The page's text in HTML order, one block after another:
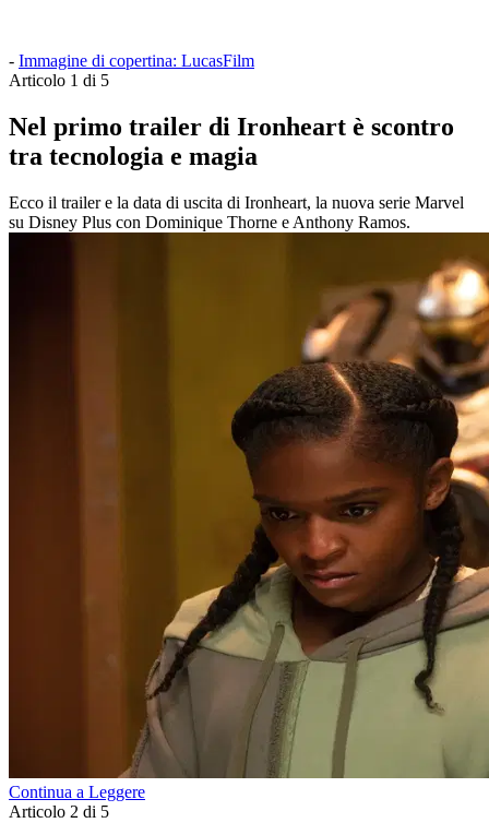
- Immagine di copertina: LucasFilm
Articolo 1 di 5
Nel primo trailer di Ironheart è scontro
tra tecnologia e magia
Ecco il trailer e la data di uscita di Ironheart, la nuova serie Marvel
su Disney Plus con Dominique Thorne e Anthony Ramos.
Continua a Leggere
Articolo 2 di 5